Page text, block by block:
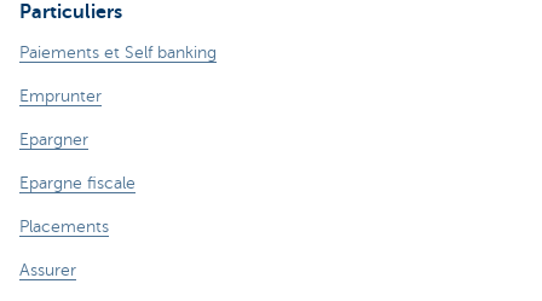
Particuliers
Paiements et Self banking
Emprunter
Epargner
Epargne fiscale
Placements
Assurer